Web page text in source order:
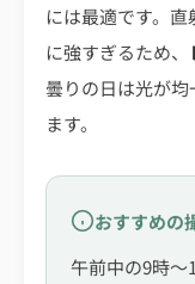
には最適です。
に強すぎるため、
曇りの日は光が
ます。
おすすめの
午前中の9時〜